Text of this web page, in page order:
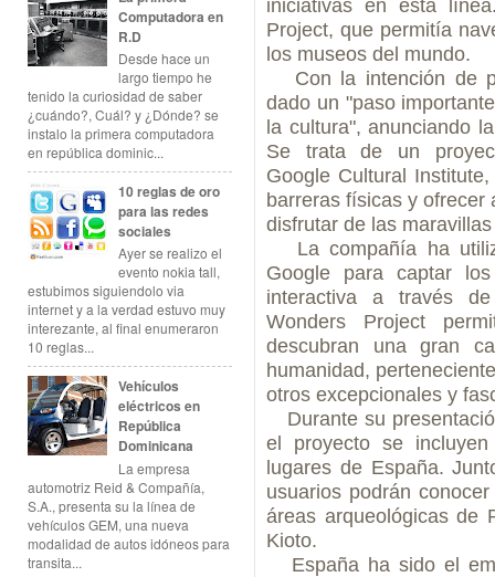
Computadora en
R.D
Desde hace un
largo tiempo he
tenido la curiosidad de saber
¿cuándo?, Cuál? y ¿Dónde? se
instalo la primera computadora
en república dominic...
10 reglas de oro
para las redes
sociales
Ayer se realizo el
evento nokia tall,
estubimos siguiendolo via
internet y a la verdad estuvo muy
interezante, al final enumeraron
10 reglas...
Vehículos
eléctricos en
República
Dominicana
La empresa
automotriz Reid & Compañía,
S.A., presenta su la línea de
vehículos GEM, una nueva
modalidad de autos idóneos para
transita...
iniciativas en esta
Project, que permitía
los museos del mundo.
Con la intención de
dado un "paso
la cultura", anunciando
Se trata de un
Google Cultural
barreras físicas y ofrecer
disfrutar de las
La compañía ha
Google para captar
interactiva a través
Wonders Project
descubran una gran
humanidad,
otros excepcionales y
Durante su
el proyecto se
lugares de España.
usuarios podrán
áreas arqueológicas de
Kioto.
España ha sido el